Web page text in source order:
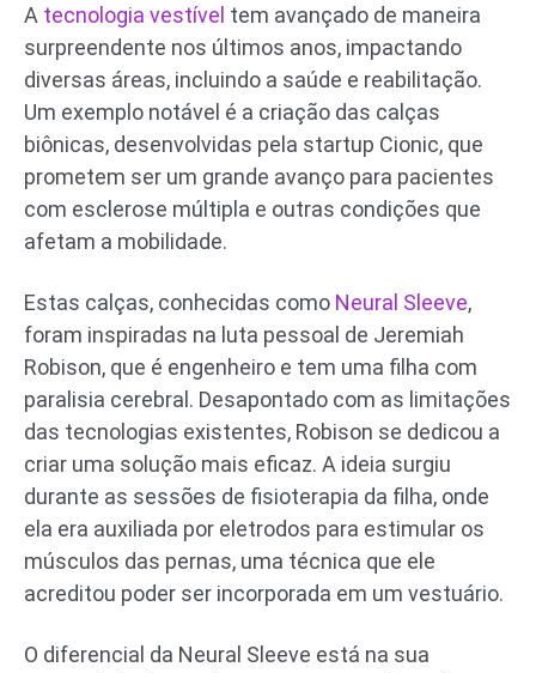
A tecnologia vestível tem avançado de maneira
surpreendente nos últimos anos, impactando
diversas áreas, incluindo a saúde e reabilitação.
Um exemplo notável é a criação das calças
biônicas, desenvolvidas pela startup Cionic, que
prometem ser um grande avanço para pacientes
com esclerose múltipla e outras condições que
afetam a mobilidade.
Estas calças, conhecidas como Neural Sleeve,
foram inspiradas na luta pessoal de Jeremiah
Robison, que é engenheiro e tem uma filha com
paralisia cerebral. Desapontado com as limitações
das tecnologias existentes, Robison se dedicou a
criar uma solução mais eficaz. A ideia surgiu
durante as sessões de fisioterapia da filha, onde
ela era auxiliada por eletrodos para estimular os
músculos das pernas, uma técnica que ele
acreditou poder ser incorporada em um vestuário.
O diferencial da Neural Sleeve está na sua